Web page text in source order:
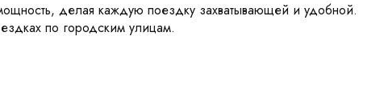
делая каждую поездку захватывающей и удобной.
по городским улицам.